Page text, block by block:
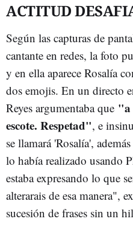
ACTITUD
Según las capturas de
cantante en redes, la foto
y en ella aparece Rosalía
dos emojis. En un directo
Reyes argumentaba que "a
escote. Respetad", e
se llamará 'Rosalía',
lo había realizado usando
estaba expresando lo que
alterarais de esa manera",
sucesión de frases sin un